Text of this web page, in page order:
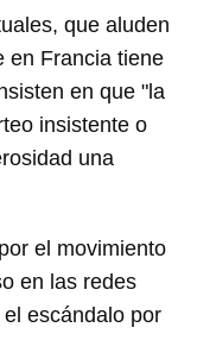
que aluden
en Francia tiene
en que "la
insistente o
una
el movimiento
en las redes
escándalo por